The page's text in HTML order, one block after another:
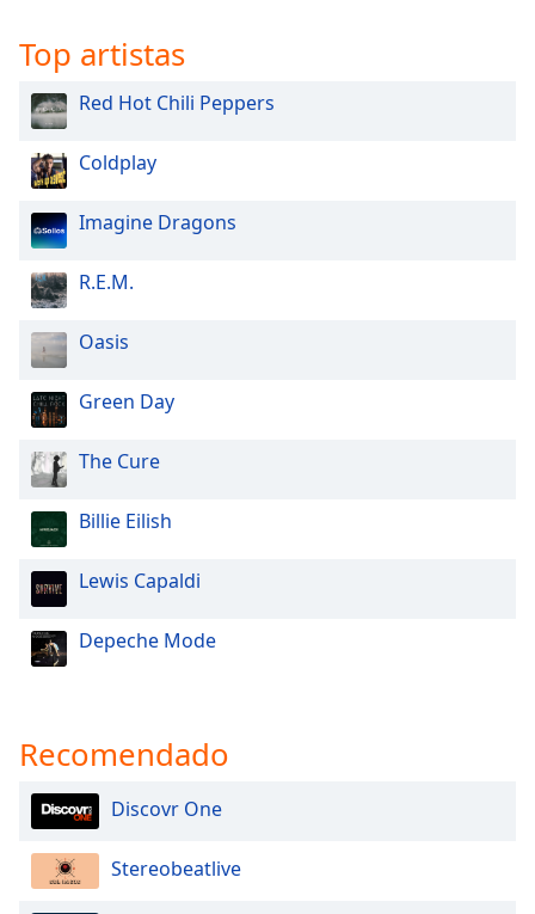
Top artistas
Red Hot Chili Peppers
Coldplay
Imagine Dragons
R.E.M.
Oasis
Green Day
The Cure
Billie Eilish
Lewis Capaldi
Depeche Mode
Recomendado
Discovr One
Stereobeatlive